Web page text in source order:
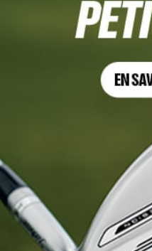
laquelle Max Homa a